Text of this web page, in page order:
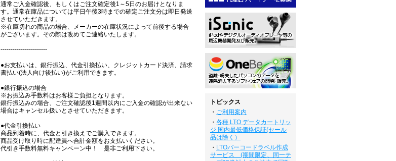
通常ご入金確認後、もしくはご注文確定後1～5日のお届けとなりま
す。通常在庫品については平日午後3時までの確定ご注文分は即日発送
させていただきます。
※在庫切れの商品の場合、メーカーの在庫状況によって前後する場合
がございます。その際は改めてご連絡いたします。
-----------------------
●お支払いは、銀行振込、代金引換払い、クレジットカード決済、請求
書払い(法人向け後払い)がご利用できます。
●銀行振込の場合
※お振込み手数料はお客様ご負担となります。
銀行振込みの場合、ご注文確認後1週間以内にご入金の確認が出来ない
場合はキャンセル扱いとさせていただきます。
●代金引換払い
商品到着時に、代金と引き換えでご購入できます。
商品受け取り時に配達員へ合計金額をお支払いください。
代引き手数料無料キャンペーン中！ 是非ご利用下さい。
トピックス
・ ご利用案内
・ 各種 LTO データカートリッ
ジ 国内最低価格保証(セール
品は除く）
・ LTOバーコードラベル作成
サービス (期間限定、同一テ